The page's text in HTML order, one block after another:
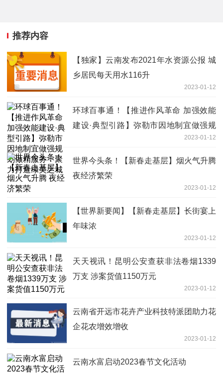
推荐内容
【独家】云南发布2021年水资源公报 城
乡居民每天用水116升
2023-01-12
环球百事通！【推进作风革命 加强效能
建设·典型引路】弥勒市因地制宜做强规
2023-01-12
世界今头条！【新春走基层】烟火气升腾
夜经济繁荣
2023-01-12
【世界新要闻】【新春走基层】长街宴上
年味浓
2023-01-12
天天视讯！昆明公安查获非法卷烟1339
万支 涉案货值1150万元
2023-01-12
云南省开远市花卉产业科技特派团助力花
企花农增效增收
2023-01-12
云南水富启动2023春节文化活动